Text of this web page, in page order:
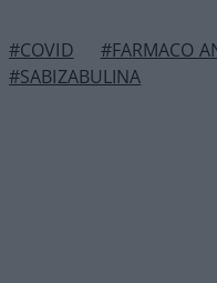
#COVID #FARMACO
#SABIZABULINA